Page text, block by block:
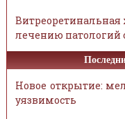
Витреоретинальная
лечению патологий
Новое открытие:
уязвимость